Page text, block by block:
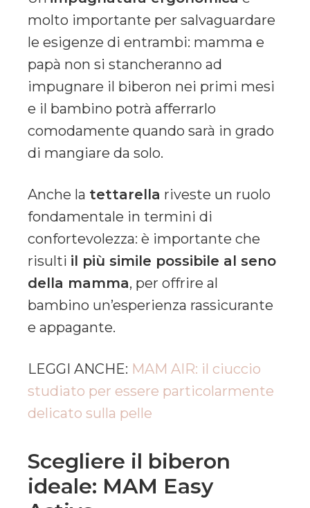
molto importante per salvaguardare
le esigenze di entrambi: mamma e
papà non si stancheranno ad
impugnare il biberon nei primi mesi
e il bambino potrà afferrarlo
comodamente quando sarà in grado
di mangiare da solo.
Anche la tettarella riveste un ruolo
fondamentale in termini di
confortevolezza: è importante che
risulti il più simile possibile al seno
della mamma, per offrire al
bambino un’esperienza rassicurante
e appagante.
LEGGI ANCHE: MAM AIR: il ciuccio
studiato per essere particolarmente
delicato sulla pelle
Scegliere il biberon
ideale: MAM Easy